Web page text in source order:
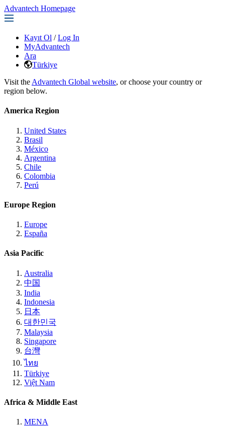
Advantech Homepage
Kayıt Ol / Log In
MyAdvantech
Ara
Türkiye
Visit the Advantech Global website, or choose your country or
region below.
America Region
United States
Brasil
México
Argentina
Chile
Colombia
Perú
Europe Region
Europe
España
Asia Pacific
Australia
中国
India
Indonesia
日本
대한민국
Malaysia
Singapore
台灣
ไทย
Türkiye
Việt Nam
Africa & Middle East
MENA